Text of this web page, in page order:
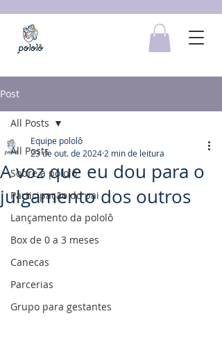
Post
All Posts
Sobre a pololô
Participação do pai
Lançamento da pololô
Box de 0 a 3 meses
Canecas
Parcerias
Grupo para gestantes
All Posts
A voz que eu dou para o
julgamento dos outros
Equipe pololô
23 de out. de 2024 2 min de leitura